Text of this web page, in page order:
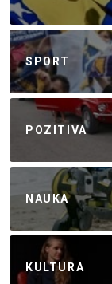
SPORT
POZITIVA
NAUKA
KULTURA